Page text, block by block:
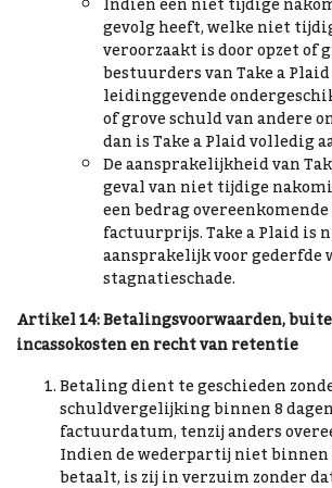
gevolg heeft, welke niet
veroorzaakt is door opzet of
bestuurders van Take a
leidinggevende
of grove schuld van andere
dan is Take a Plaid volledig
De aansprakelijkheid van
geval van niet tijdige
een bedrag
factuurprijs. Take a Plaid is
aansprakelijk voor gederfde
stagnatieschade.
Artikel 14: Betalingsvoorwaarden,
incassokosten en recht van retentie
Betaling dient te geschieden
schuldvergelijking binnen 8
factuurdatum, tenzij anders
Indien de wederpartij niet
betaalt, is zij in verzuim zonder